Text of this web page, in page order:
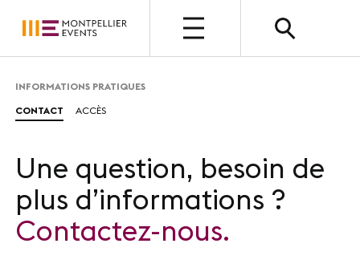
QUI SOMMES-NOUS ?
Nos métiers
Nos valeurs
INFORMATIONS PRATIQUES
CONTACT
ACCÈS
Une question, besoin de
plus d’informations ?
Contactez-nous.